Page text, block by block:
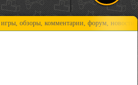
комментарии, форум, новости и,